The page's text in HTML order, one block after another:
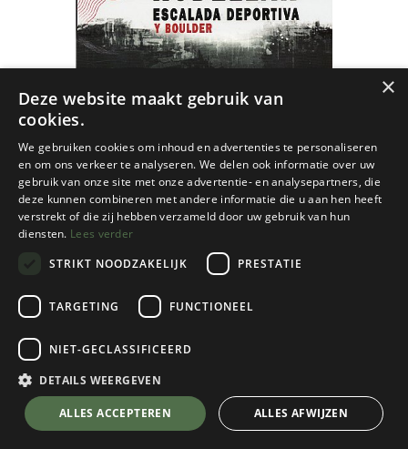
Cordee
Rodellar: Climbing & Bouldering
€
35,95
💬 Stel je vraag over dit product via WhatsApp
×
Deze website maakt gebruik van
cookies.
We gebruiken cookies om inhoud en advertenties te personaliseren
en om ons verkeer te analyseren. We delen ook informatie over uw
gebruik van onze site met onze advertentie- en analysepartners, die
deze kunnen combineren met andere informatie die u aan hen heeft
verstrekt of die zij hebben verzameld door uw gebruik van hun
diensten. Lees verder
STRIKT NOODZAKELIJK
PRESTATIE
TARGETING FUNCTIONEEL
NIET-GECLASSIFICEERD
DETAILS WEERGEVEN
ALLES ACCEPTEREN ALLES AFWIJZEN